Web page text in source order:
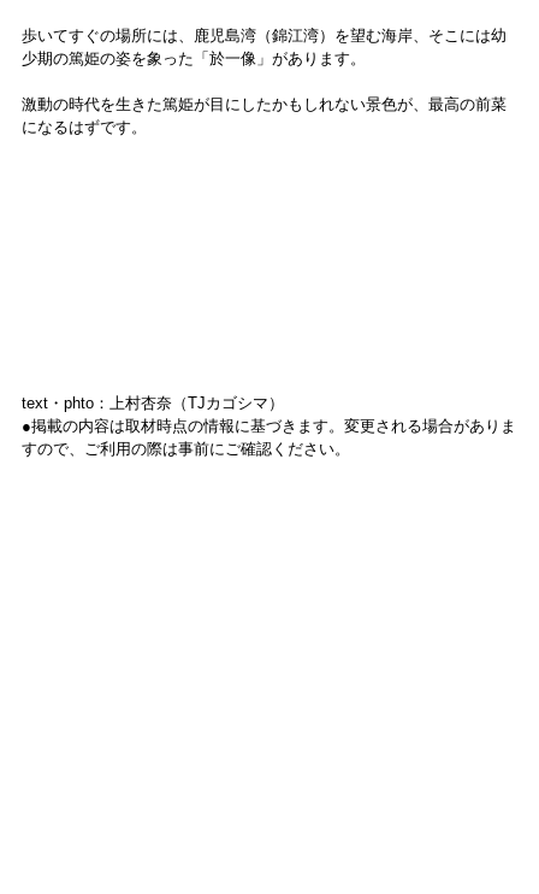
歩いてすぐの場所には、鹿児島湾（錦江湾）を望む海岸、そこには幼
少期の篤姫の姿を象った「於一像」があります。
激動の時代を生きた篤姫が目にしたかもしれない景色が、最高の前菜
になるはずです。
text・phto：上村杏奈（TJカゴシマ）
●掲載の内容は取材時点の情報に基づきます。変更される場合がありま
すので、ご利用の際は事前にご確認ください。